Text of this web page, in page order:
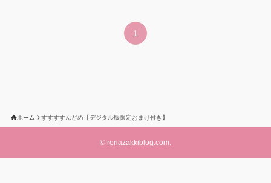
1
ホーム すすすすんどめ【デジタル版限定おまけ付き】
© renazakkiblog.com.